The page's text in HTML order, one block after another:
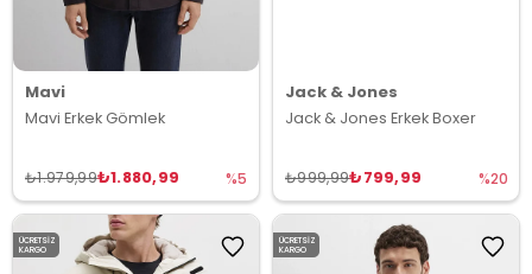
Mavi
Mavi Erkek Gömlek
₺1.880,99
₺1.979,99 %5
Jack & Jones
Jack & Jones Erkek Boxer
₺799,99
₺999,99 %20
ÜCRETSIZ
KARGO
ÜCRETSIZ
KARGO